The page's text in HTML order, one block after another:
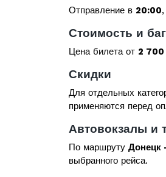
Отправление в 20:00
Стоимость и
Цена билета от 2 700
Скидки
Для отдельных
применяются перед
Автовокзалы и
По маршруту Донецк
выбранного рейса.